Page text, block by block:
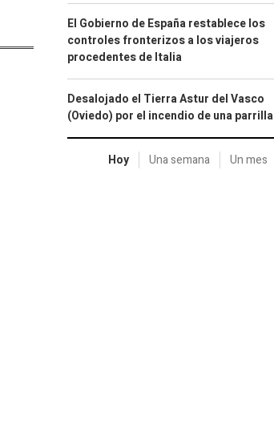
El Gobierno de España restablece los
controles fronterizos a los viajeros
procedentes de Italia
Desalojado el Tierra Astur del Vasco
(Oviedo) por el incendio de una parrilla
Hoy Una semana Un mes